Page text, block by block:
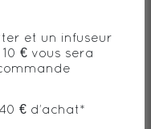
peach
et un infuseur
€ vous sera
€ d’achat*